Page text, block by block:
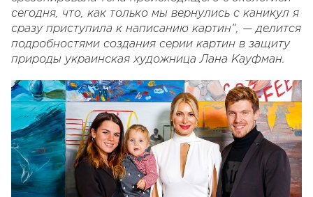
сегодня, что, как только мы вернулись с каникул я
сразу приступила к написанию картин”, — делится
подробностями создания серии картин в защиту
природы украинская художница Лана Кауфман.